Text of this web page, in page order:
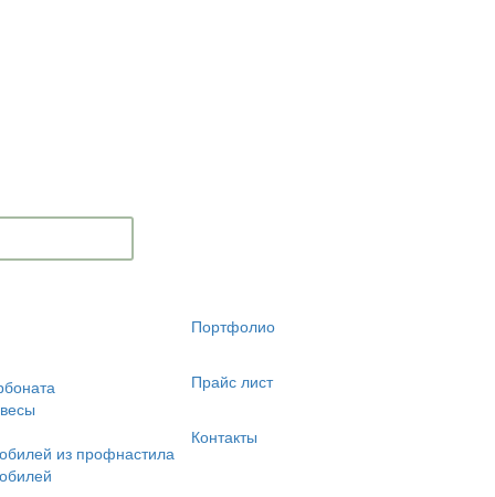
из профнастила
Портфолио
Прайс лист
Контакты